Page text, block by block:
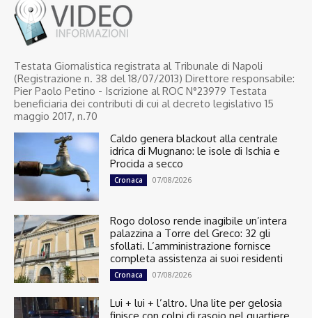
Testata Giornalistica registrata al Tribunale di Napoli
(Registrazione n. 38 del 18/07/2013) Direttore responsabile:
Pier Paolo Petino - Iscrizione al ROC N°23979 Testata
beneficiaria dei contributi di cui al decreto legislativo 15
maggio 2017, n.70
Caldo genera blackout alla centrale
idrica di Mugnano: le isole di Ischia e
Procida a secco
Cronaca 07/08/2026
Rogo doloso rende inagibile un’intera
palazzina a Torre del Greco: 32 gli
sfollati. L’amministrazione fornisce
completa assistenza ai suoi residenti
Cronaca 07/08/2026
Lui + lui + l’altro. Una lite per gelosia